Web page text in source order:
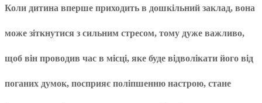
Коли дитина вперше приходить в дошкільний заклад, вона
може зіткнутися з сильним стресом, тому дуже важливо,
щоб він проводив час в місці, яке буде відволікати його від
поганих думок, посприяє поліпшенню настрою, стане